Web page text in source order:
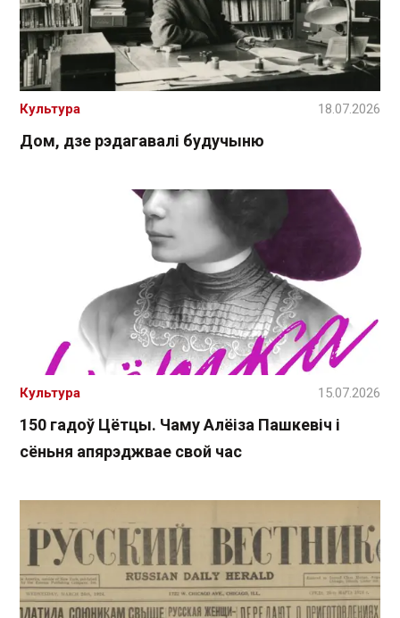
Дом, дзе рэдагавалі будучыню
Культура 18.07.2026
150 гадоў Цётцы. Чаму Алёіза Пашкевіч і
сёньня апярэджвае свой час
Культура 15.07.2026